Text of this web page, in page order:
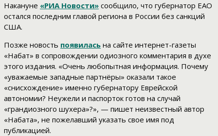
Накануне «РИА Новости» сообщило, что губернатор ЕАО
остался последним главой региона в России без санкций
США.
Позже новость появилась на сайте интернет-газеты
«Набат» в сопровождении одиозного комментария в духе
этого издания. «Очень любопытная информация. Почему
«уважаемые западные партнёры» оказали такое
«снисхождение» именно губернатору Еврейской
автономии? Неужели и паспорток готов на случай
«грандиозного шухера»?», — пишет неизвестный автор
«Набата», не пожелавший указать свое имя под
публикацией.